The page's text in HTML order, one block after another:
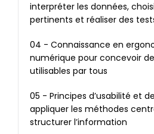
interpréter les données,
pertinents et réaliser des
04 - Connaissance en
numérique pour concevoir
utilisables par tous
05 - Principes d’usabilité et
appliquer les méthodes
structurer l’information